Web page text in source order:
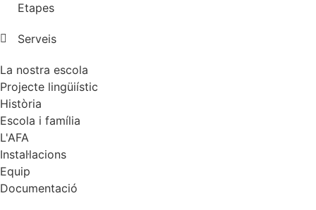
Etapes
Serveis
La nostra escola
Projecte lingüiístic
Història
Escola i família
L'AFA
Instal·lacions
Equip
Documentació